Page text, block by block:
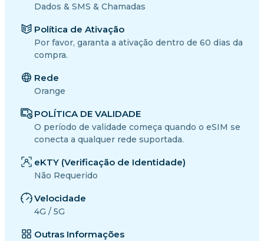
Dados & SMS & Chamadas
Política de Ativação
Por favor, garanta a ativação dentro de 60 dias da
compra.
Rede
Orange
POLÍTICA DE VALIDADE
O período de validade começa quando o eSIM se
conecta a qualquer rede suportada.
eKTY (Verificação de Identidade)
Não Requerido
Velocidade
4G / 5G
Outras Informações